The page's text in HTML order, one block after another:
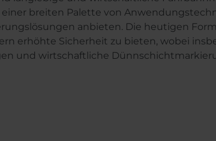
breiten Palette von
anbieten. Die heutigen
erhöhte Sicherheit zu bieten, wobei
und wirtschaftliche